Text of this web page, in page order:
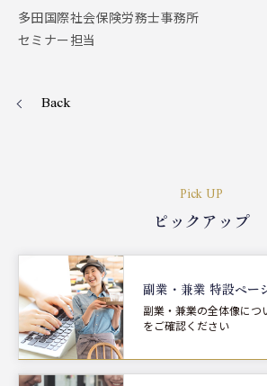
多田国際社会保険労務士事務所
セミナー担当
Back
Pick UP
ピックアップ
副業・兼業 特設ペー
副業・兼業の全体像につ
をご確認ください